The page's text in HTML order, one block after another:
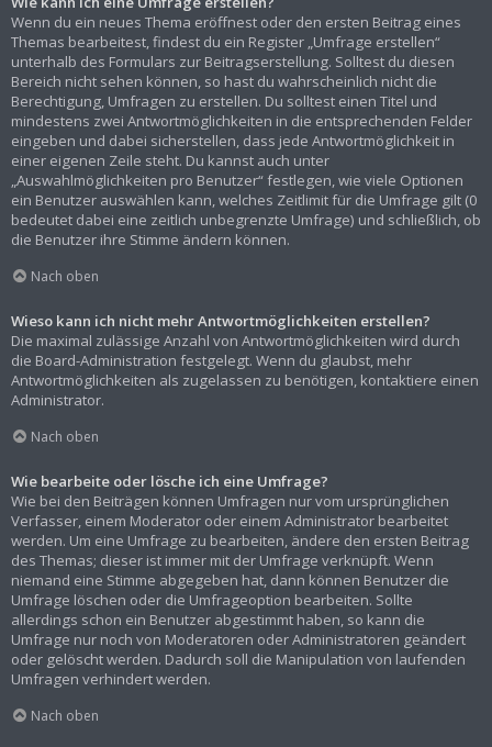
Wenn du ein neues Thema eröffnest oder den ersten Beitrag eines
Themas bearbeitest, findest du ein Register „Umfrage erstellen“
unterhalb des Formulars zur Beitragserstellung. Solltest du diesen
Bereich nicht sehen können, so hast du wahrscheinlich nicht die
Berechtigung, Umfragen zu erstellen. Du solltest einen Titel und
mindestens zwei Antwortmöglichkeiten in die entsprechenden Felder
eingeben und dabei sicherstellen, dass jede Antwortmöglichkeit in
einer eigenen Zeile steht. Du kannst auch unter
„Auswahlmöglichkeiten pro Benutzer“ festlegen, wie viele Optionen
ein Benutzer auswählen kann, welches Zeitlimit für die Umfrage gilt (0
bedeutet dabei eine zeitlich unbegrenzte Umfrage) und schließlich, ob
die Benutzer ihre Stimme ändern können.
Nach oben
Wieso kann ich nicht mehr Antwortmöglichkeiten erstellen?
Die maximal zulässige Anzahl von Antwortmöglichkeiten wird durch
die Board-Administration festgelegt. Wenn du glaubst, mehr
Antwortmöglichkeiten als zugelassen zu benötigen, kontaktiere einen
Administrator.
Nach oben
Wie bearbeite oder lösche ich eine Umfrage?
Wie bei den Beiträgen können Umfragen nur vom ursprünglichen
Verfasser, einem Moderator oder einem Administrator bearbeitet
werden. Um eine Umfrage zu bearbeiten, ändere den ersten Beitrag
des Themas; dieser ist immer mit der Umfrage verknüpft. Wenn
niemand eine Stimme abgegeben hat, dann können Benutzer die
Umfrage löschen oder die Umfrageoption bearbeiten. Sollte
allerdings schon ein Benutzer abgestimmt haben, so kann die
Umfrage nur noch von Moderatoren oder Administratoren geändert
oder gelöscht werden. Dadurch soll die Manipulation von laufenden
Umfragen verhindert werden.
Nach oben